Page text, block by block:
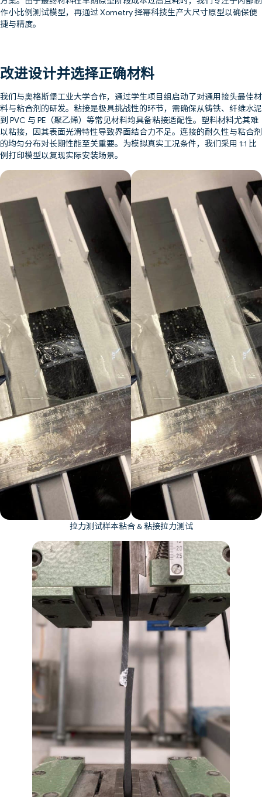
作小比例测试模型，再通过 Xometry 择幂科技生产大尺寸原型以确保便
捷与精度。
改进设计并选择正确材料
我们与奥格斯堡工业大学合作，通过学生项目组启动了对通用接头最佳材
料与粘合剂的研发。粘接是极具挑战性的环节，需确保从铸铁、纤维水泥
到 PVC 与 PE（聚乙烯）等常见材料均具备粘接适配性。塑料材料尤其难
以粘接，因其表面光滑特性导致界面结合力不足。连接的耐久性与粘合剂
的均匀分布对长期性能至关重要。为模拟真实工况条件，我们采用 1:1 比
例打印模型以复现实际安装场景。
拉力测试样本粘合 & 粘接拉力测试